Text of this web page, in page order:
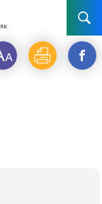
列 另